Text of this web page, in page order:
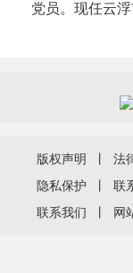
党员。现任云
版权声明
法
隐私保护
联
联系我们
网